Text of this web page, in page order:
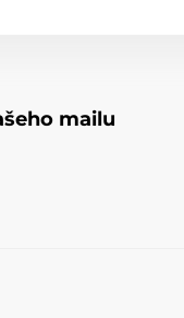
mailu